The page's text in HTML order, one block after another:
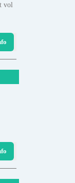
vol